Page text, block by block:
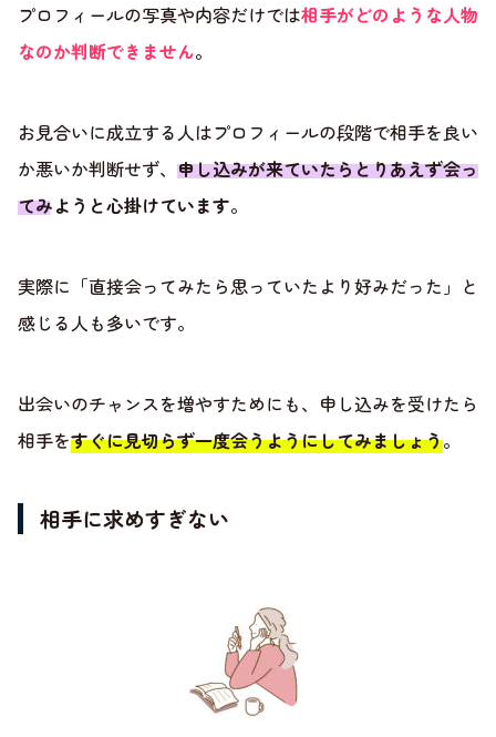
プロフィールの写真や内容だけでは相手がどのような人物
なのか判断できません。
お見合いに成立する人はプロフィールの段階で相手を良い
か悪いか判断せず、 申し込みが来ていたらとりあえず会っ
てみようと心掛けています。
実際に「直接会ってみたら思っていたより好みだった」と
感じる人も多いです。
出会いのチャンスを増やすためにも、申し込みを受けたら
相手をすぐに見切らず一度会うようにしてみましょう。
相手に求めすぎない